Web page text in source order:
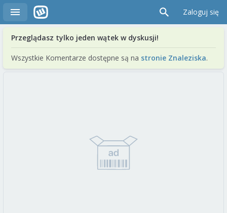
Zaloguj się
Przeglądasz tylko jeden wątek w dyskusji!
Wszystkie Komentarze dostępne są na stronie Znaleziska.